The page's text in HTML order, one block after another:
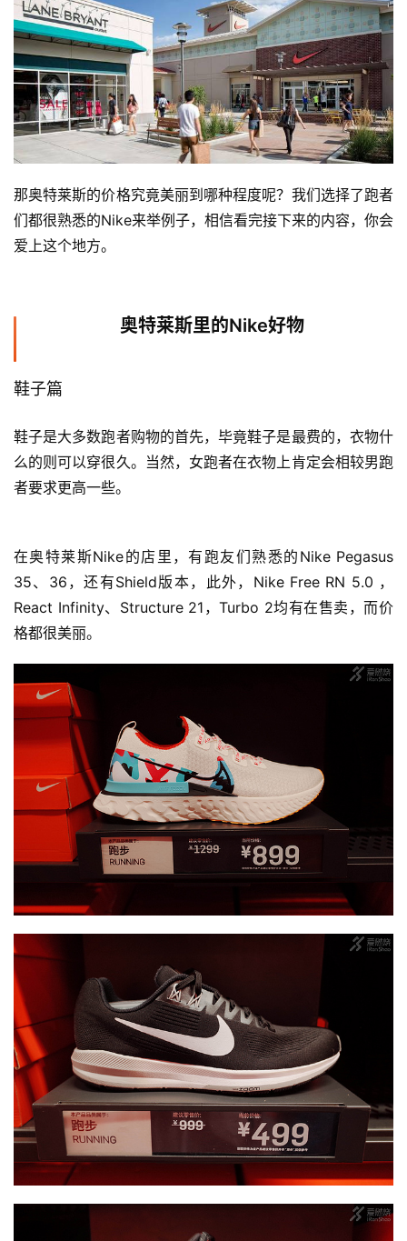
那奥特莱斯的价格究竟美丽到哪种程度呢？我们选择了跑者
们都很熟悉的Nike来举例子，相信看完接下来的内容，你会
爱上这个地方。
奥特莱斯里的Nike好物
鞋子篇
鞋子是大多数跑者购物的首先，毕竟鞋子是最费的，衣物什
么的则可以穿很久。当然，女跑者在衣物上肯定会相较男跑
者要求更高一些。
在奥特莱斯Nike的店里，有跑友们熟悉的Nike Pegasus
35、36，还有Shield版本，此外，Nike Free RN 5.0 ，
React Infinity、Structure 21，Turbo 2均有在售卖，而价
格都很美丽。